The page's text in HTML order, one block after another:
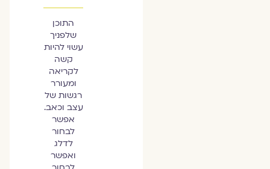
התוכן
שלפניך
עשוי להיות
קשה
לקריאה
ומעורר
רגשות של
עצב וכאב.
אפשר
לבחור
לדלג
ואפשר